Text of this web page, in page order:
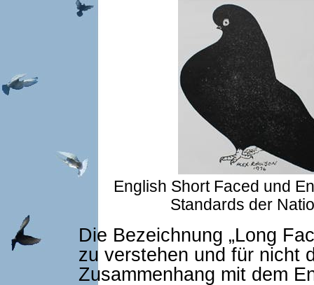
English Short Faced und
Standards der
Die Bezeichnung „Long
zu verstehen und für nicht
Zusammenhang mit dem